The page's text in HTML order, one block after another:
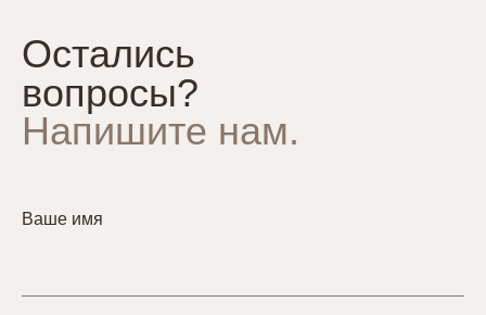
Остались
вопросы?
Напишите нам.
Ваше имя